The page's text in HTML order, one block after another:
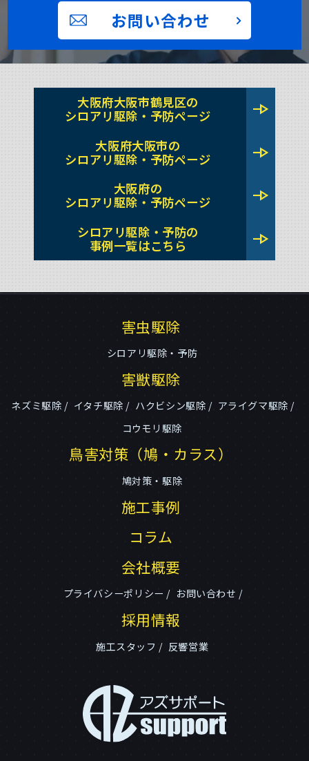
お問い合わせ
大阪府大阪市鶴見区の
シロアリ駆除・予防ページ
line_end_arrow
大阪府大阪市の
シロアリ駆除・予防ページ
line_end_arrow
大阪府の
シロアリ駆除・予防ページ
line_end_arrow
シロアリ駆除・予防の
事例一覧はこちら
line_end_arrow
害虫駆除
シロアリ駆除・予防
害獣駆除
ネズミ駆除 イタチ駆除 ハクビシン駆除
アライグマ駆除
コウモリ駆除
鳥害対策（鳩・カラス）
鳩対策・駆除
施工事例
コラム
会社概要
プライバシーポリシー お問い合わせ
採用情報
施工スタッフ 反響営業